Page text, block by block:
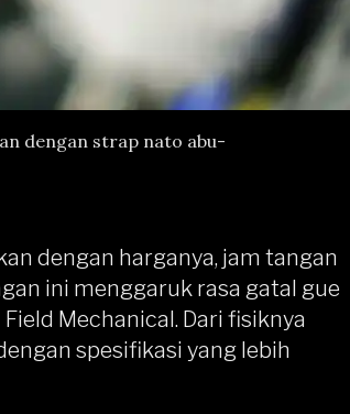
dengan strap nato abu-
dengan harganya, jam tangan
ini menggaruk rasa gatal gue
Mechanical. Dari fisiknya
spesifikasi yang lebih